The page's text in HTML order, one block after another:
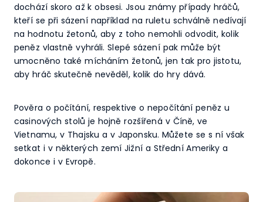
dochází skoro až k obsesi. Jsou známy případy hráčů,
kteří se při sázení například na ruletu schválně nedívají
na hodnotu žetonů, aby z toho nemohli odvodit, kolik
peněz vlastně vyhráli. Slepé sázení pak může být
umocněno také mícháním žetonů, jen tak pro jistotu,
aby hráč skutečně nevěděl, kolik do hry dává.
Pověra o počítání, respektive o nepočítání peněz u
casinových stolů je hojně rozšířená v Číně, ve
Vietnamu, v Thajsku a v Japonsku. Můžete se s ní však
setkat i v některých zemí Jižní a Střední Ameriky a
dokonce i v Evropě.